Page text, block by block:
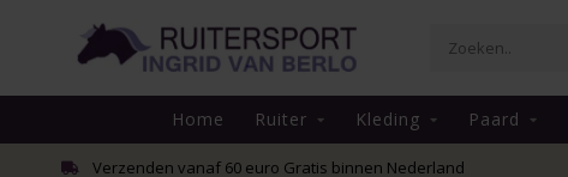
Home Ruiter Kleding Paard
Verzenden vanaf 60 euro Gratis binnen Nederland